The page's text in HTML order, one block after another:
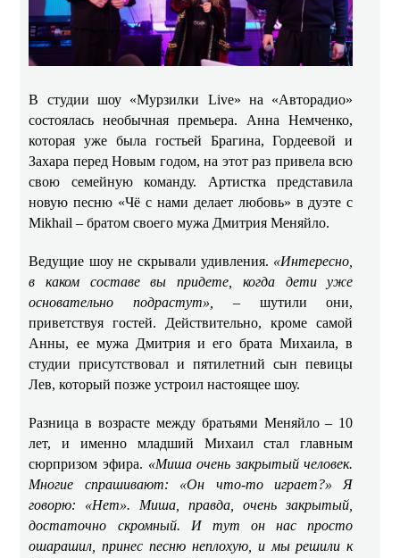
В студии шоу «Мурзилки Live» на «Авторадио»
состоялась необычная премьера. Анна Немченко,
которая уже была гостьей Брагина, Гордеевой и
Захара перед Новым годом, на этот раз привела всю
свою семейную команду. Артистка представила
новую песню «Чё с нами делает любовь» в дуэте с
Mikhail – братом своего мужа Дмитрия Меняйло.
Ведущие шоу не скрывали удивления. «Интересно,
в каком составе вы придете, когда дети уже
основательно подрастут», – шутили они,
приветствуя гостей. Действительно, кроме самой
Анны, ее мужа Дмитрия и его брата Михаила, в
студии присутствовал и пятилетний сын певицы
Лев, который позже устроил настоящее шоу.
Разница в возрасте между братьями Меняйло – 10
лет, и именно младший Михаил стал главным
сюрпризом эфира. «Миша очень закрытый человек.
Многие спрашивают: «Он что-то играет?» Я
говорю: «Нет». Миша, правда, очень закрытый,
достаточно скромный. И тут он нас просто
ошарашил, принес песню неплохую, и мы решили к